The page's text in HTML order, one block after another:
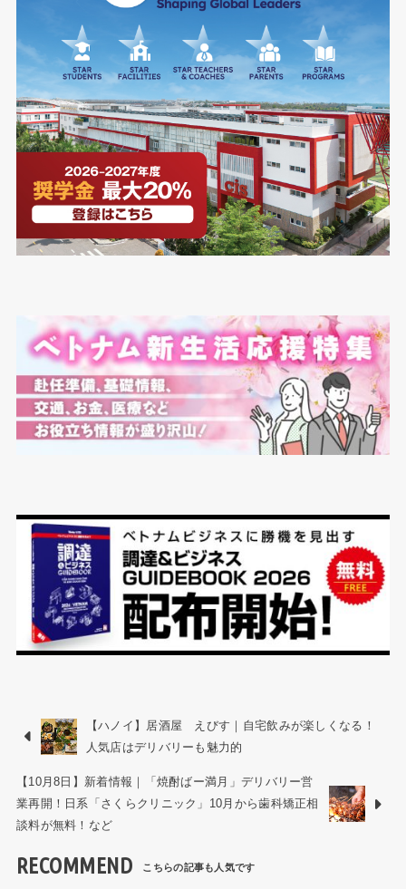
【ハノイ】居酒屋 えびす｜自宅飲みが楽しくなる！
人気店はデリバリーも魅力的
【10月8日】新着情報｜「焼酎ばー満月」デリバリー営
業再開！日系「さくらクリニック」10月から歯科矯正相
談料が無料！など
RECOMMEND